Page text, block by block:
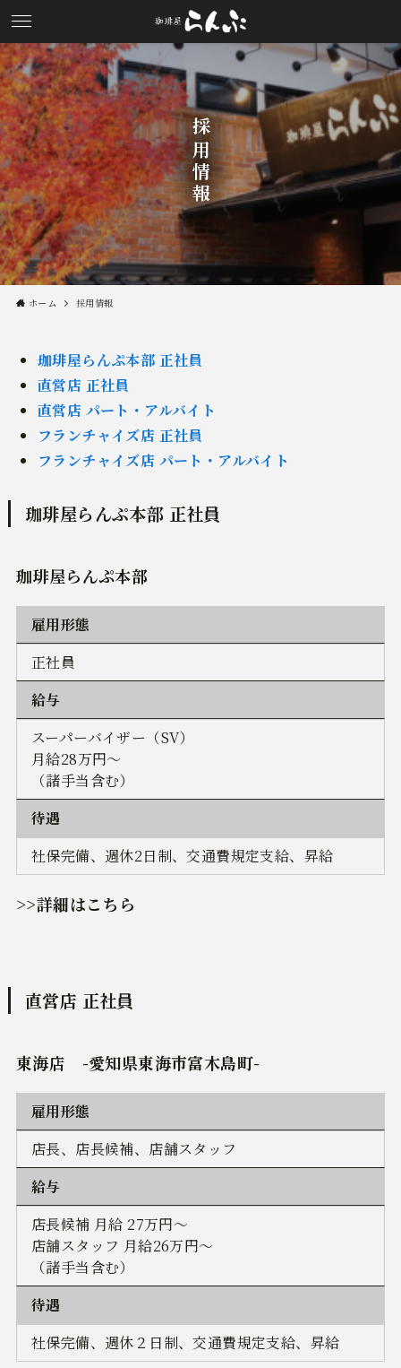
採用情報
ホーム 採用情報
珈琲屋らんぷ本部 正社員
直営店 正社員
直営店 パート・アルバイト
フランチャイズ店 正社員
フランチャイズ店 パート・アルバイト
珈琲屋らんぷ本部 正社員
珈琲屋らんぷ本部
雇用形態
正社員
給与
スーパーバイザー（SV）
月給28万円〜
（諸手当含む）
待遇
社保完備、週休2日制、交通費規定支給、昇給
>>詳細はこちら
直営店 正社員
東海店 -愛知県東海市富木島町-
雇用形態
店長、店長候補、店舗スタッフ
給与
店長候補 月給 27万円～
店舗スタッフ 月給26万円～
（諸手当含む）
待遇
社保完備、週休２日制、交通費規定支給、昇給